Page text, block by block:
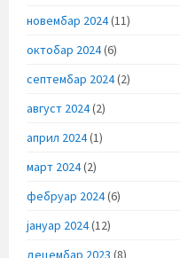
новембар 2024(11)
октобар 2024(6)
септембар 2024(2)
август 2024(2)
април 2024(1)
март 2024(2)
фебруар 2024(6)
јануар 2024(12)
децембар 2023 (8)